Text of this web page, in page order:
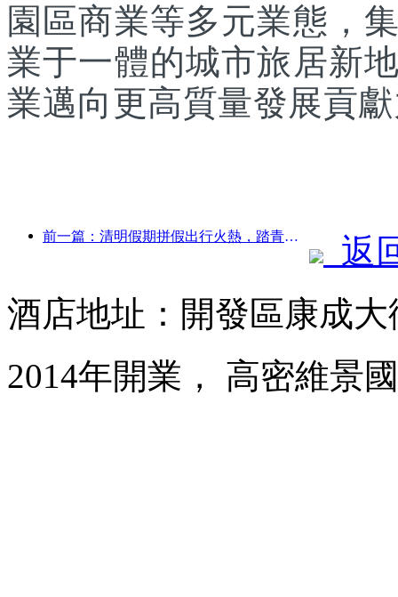
園區商業等多元業態，
業于一體的城市旅居新
業邁向更高質量發展貢
前一篇：清明假期拼假出行火熱，踏青賞花帶動多城客流增長
返
酒店地址：開發區康成
2014年開業， 高密維